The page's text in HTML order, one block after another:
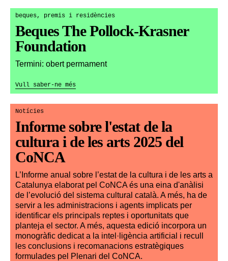
beques, premis i residències
Beques The Pollock-Krasner
Foundation
Termini: obert permament
Vull saber-ne més
Notícies
Informe sobre l'estat de la
cultura i de les arts 2025 del
CoNCA
L’Informe anual sobre l’estat de la cultura i de les arts a
Catalunya elaborat pel CoNCA és una eina d'anàlisi
de l’evolució del sistema cultural català. A més, ha de
servir a les administracions i agents implicats per
identificar els principals reptes i oportunitats que
planteja el sector. A més, aquesta edició incorpora un
monogràfic dedicat a la intel·ligència artificial i recull
les conclusions i recomanacions estratègiques
formulades pel Plenari del CoNCA.